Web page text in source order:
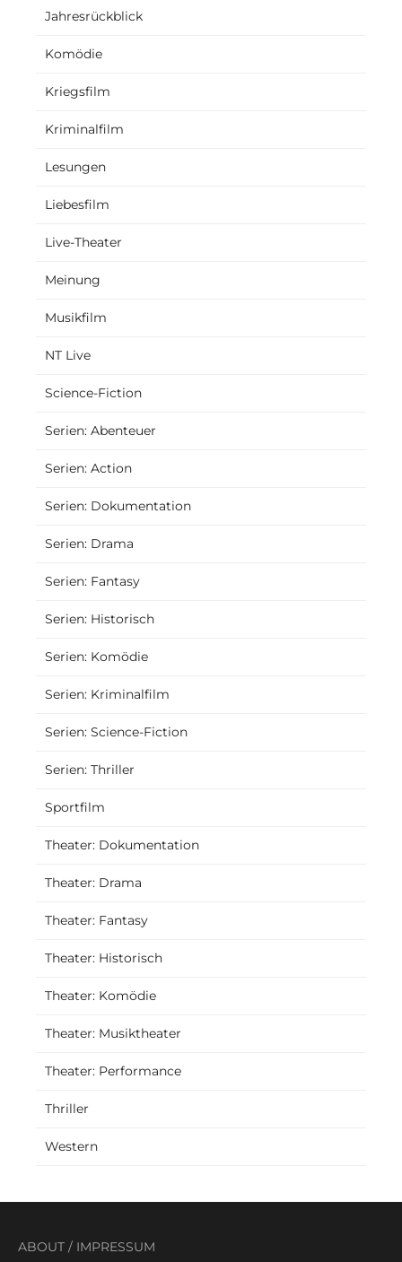
Jahresrückblick
Komödie
Kriegsfilm
Kriminalfilm
Lesungen
Liebesfilm
Live-Theater
Meinung
Musikfilm
NT Live
Science-Fiction
Serien: Abenteuer
Serien: Action
Serien: Dokumentation
Serien: Drama
Serien: Fantasy
Serien: Historisch
Serien: Komödie
Serien: Kriminalfilm
Serien: Science-Fiction
Serien: Thriller
Sportfilm
Theater: Dokumentation
Theater: Drama
Theater: Fantasy
Theater: Historisch
Theater: Komödie
Theater: Musiktheater
Theater: Performance
Thriller
Western
ABOUT / IMPRESSUM